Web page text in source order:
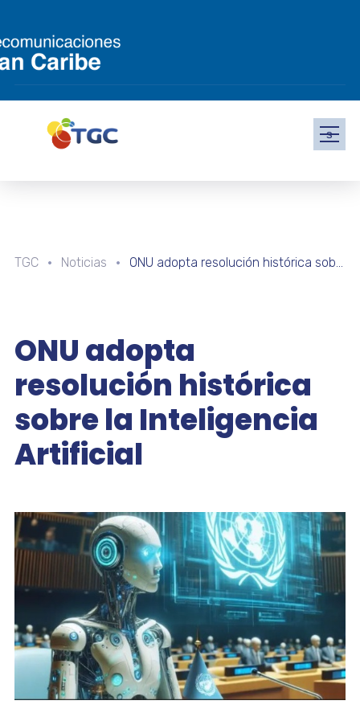
s
TGC Noticias ONU adopta resolución histórica sobre la Inteligencia Artificial
ONU adopta
resolución histórica
sobre la Inteligencia
Artificial